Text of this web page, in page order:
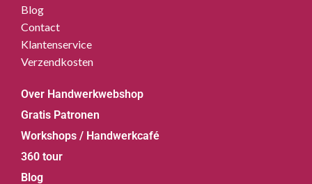
Blog
Contact
Klantenservice
Verzendkosten
Over Handwerkwebshop
Gratis Patronen
Workshops / Handwerkcafé
360 tour
Blog